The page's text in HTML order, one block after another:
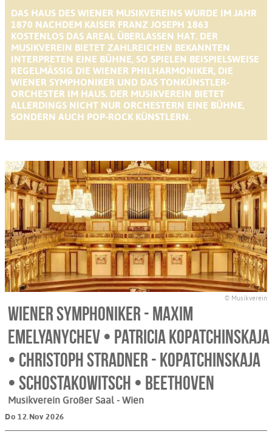
DAS HAUS DES WIENER MUSIKVEREINS WURDE IM JAHR
1870 NACHDEM KAISER FRANZ JOSEPH 1863
KOSTENLOS DAS AREAL ÜBERLASSEN HAT. DER
MUSIKVEREIN BIETET ZAHLREICHEN BEKANNTEN
INTERPRETEN EINE BÜHNE, SO SPIELEN BEISPIELSWEISE
REGELMÄSSIG DIE WIENER PHILHARMONIKER, DIE W
IENER SYMPHONIKER UND DAS TONKÜNSTLER-O
RCHESTER IM HAUS. DER MUSIKVEREIN BIETET A
LLERDINGS NICHT NUR ORCHESTERN EINE BÜHNE, S
ONDERN AUCH POP-ROCK KÜNSTLERN.
© Musikverein
Wiener Symphoniker - Maxim
Emelyanychev • Patricia Kopatchinskaja
• Christoph Stradner - Kopatchinskaja
• Schostakowitsch • Beethoven
Musikverein Großer Saal - Wien
Do 12.Nov 2026